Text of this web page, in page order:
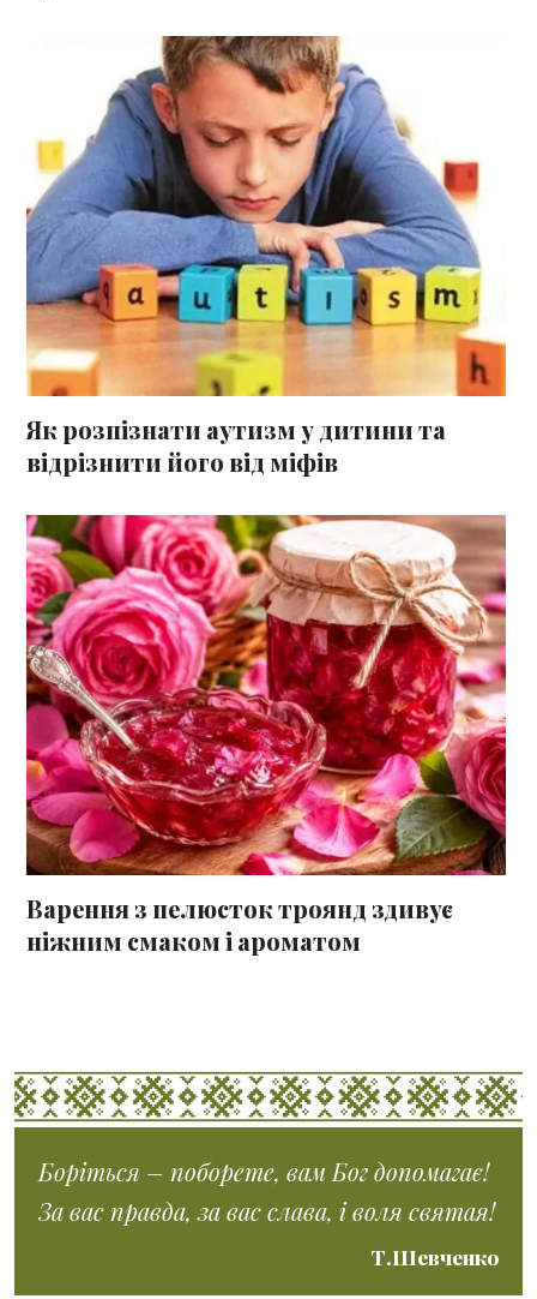
Як розпізнати аутизм у дитини та
відрізнити його від міфів
Варення з пелюсток троянд здивує
ніжним смаком і ароматом
Боріться – поборете, вам Бог допомагає!
За вас правда, за вас слава, і воля святая!
Т.Шевченко